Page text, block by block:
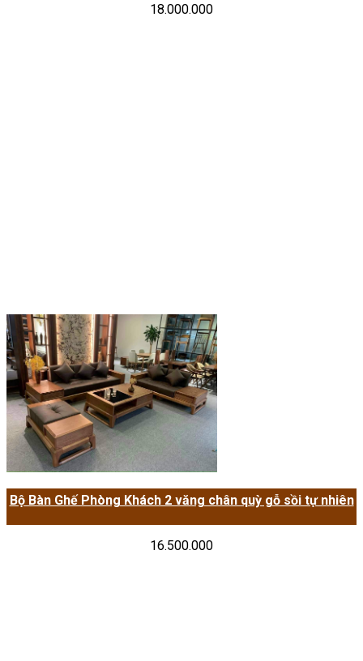
18.000.000
Bộ Bàn Ghế Phòng Khách 2 văng chân quỳ gỗ sồi tự nhiên
16.500.000